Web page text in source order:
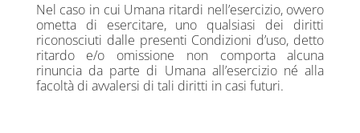
Nel caso in cui Umana ritardi nell’esercizio, ovvero
ometta di esercitare, uno qualsiasi dei diritti
riconosciuti dalle presenti Condizioni d’uso, detto
ritardo e/o omissione non comporta alcuna
rinuncia da parte di Umana all’esercizio né alla
facoltà di avvalersi di tali diritti in casi futuri.